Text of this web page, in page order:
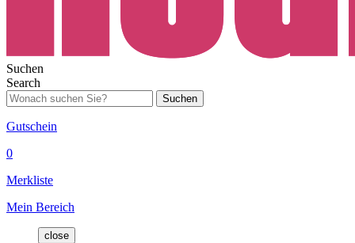
Suchen
Search
Suchen
Gutschein
0
Merkliste
Mein Bereich
close